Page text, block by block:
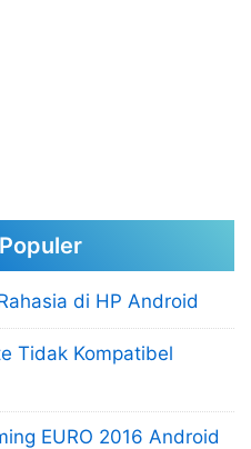
di HP Android
Tidak Kompatibel
EURO 2016 Android